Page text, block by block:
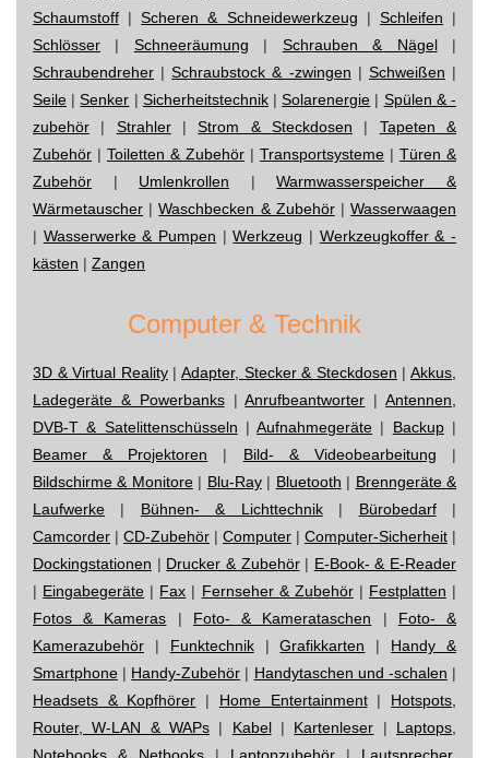
Schaumstoff |Scheren & Schneidewerkzeug | Schleifen |
Schlösser | Schneeräumung | Schrauben & Nägel|
Schraubendreher |Schraubstock & -zwingen | Schweißen |
Seile |Senker | Sicherheitstechnik|Solarenergie | Spülen & -
zubehör | Strahler|Strom & Steckdosen | Tapeten &
Zubehör | Toiletten & Zubehör | Transportsysteme | Türen &
Zubehör | Umlenkrollen |Warmwasserspeicher &
Wärmetauscher |Waschbecken & Zubehör|Wasserwaagen
| Wasserwerke & Pumpen |Werkzeug | Werkzeugkoffer & -
kästen | Zangen
Computer & Technik
3D & Virtual Reality|Adapter, Stecker & Steckdosen |Akkus,
Ladegeräte & Powerbanks|Anrufbeantworter |Antennen,
DVB-T & Satelittenschüsseln |Aufnahmegeräte | Backup|
Beamer & Projektoren | Bild- & Videobearbeitung |
Bildschirme & Monitore| Blu-Ray| Bluetooth | Brenngeräte &
Laufwerke | Bühnen- & Lichttechnik| Bürobedarf|
Camcorder | CD-Zubehör | Computer | Computer-Sicherheit |
Dockingstationen | Drucker & Zubehör| E-Book- & E-Reader
| Eingabegeräte | Fax | Fernseher & Zubehör| Festplatten |
Fotos & Kameras | Foto- & Kamerataschen | Foto- &
Kamerazubehör | Funktechnik|Grafikkarten | Handy &
Smartphone | Handy-Zubehör | Handytaschen und -schalen |
Headsets & Kopfhörer | Home Entertainment| Hotspots,
Router, W-LAN & WAPs | Kabel| Kartenleser | Laptops,